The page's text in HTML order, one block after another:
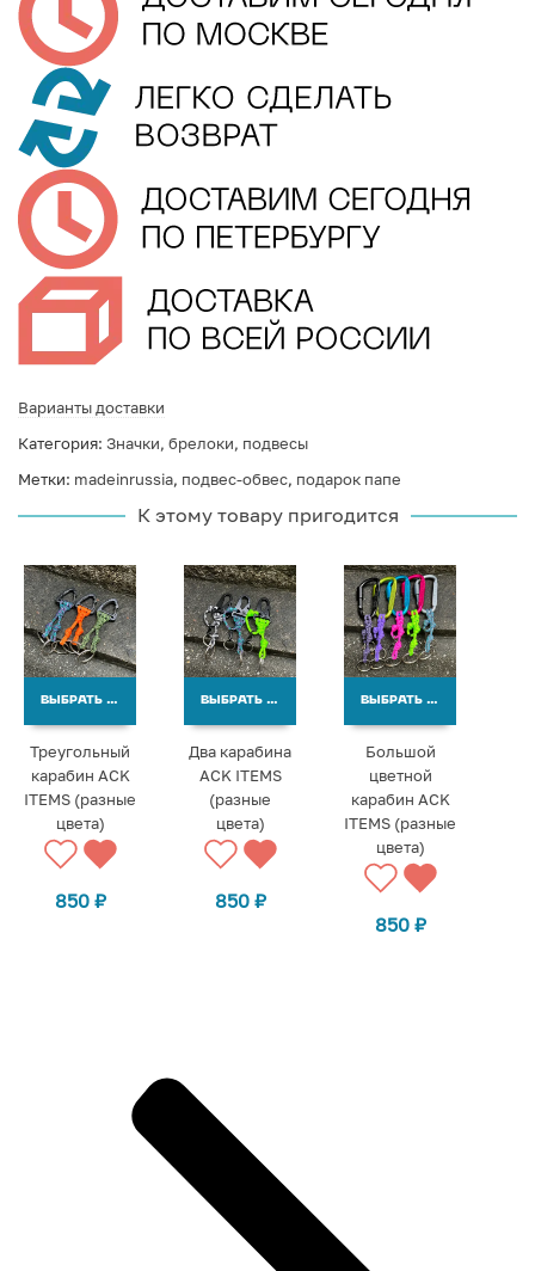
Варианты доставки
Категория: Значки, брелоки, подвесы
Метки: madeinrussia, подвес-обвес, подарок папе
К этому товару пригодится
ВЫБРАТЬ ВАРИАНТЫ
Треугольный
карабин ACK
ITEMS (разные
цвета)
850 ₽
ВЫБРАТЬ ВАРИАНТЫ
Два карабина
ACK ITEMS
(разные
цвета)
850 ₽
ВЫБРАТЬ ВАРИАНТЫ
Большой
цветной
карабин ACK
ITEMS (разные
цвета)
850 ₽